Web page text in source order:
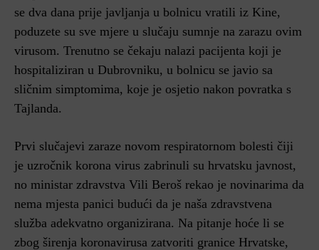
se dva dana prije javljanja u bolnicu vratili iz Kine,
poduzete su sve mjere u slučaju sumnje na zarazu ovim
virusom. Trenutno se čekaju nalazi pacijenta koji je
hospitaliziran u Dubrovniku, u bolnicu se javio sa
sličnim simptomima, koje je osjetio nakon povratka s
Tajlanda.
Prvi slučajevi zaraze novom respiratornom bolesti čiji
je uzročnik korona virus zabrinuli su hrvatsku javnost,
no ministar zdravstva Vili Beroš rekao je novinarima da
nema mjesta panici budući da je naša zdravstvena
služba adekvatno organizirana. Na pitanje hoće li se
zbog širenja koronavirusa zatvoriti granice Hrvatske,